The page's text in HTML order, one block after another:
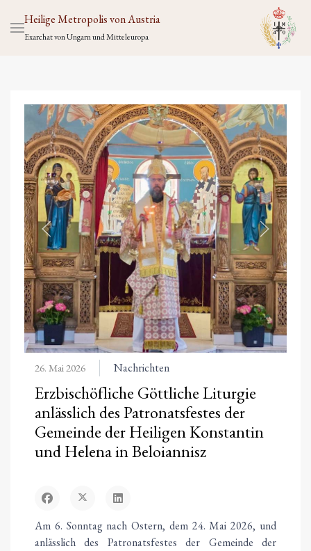
Heilige Metropolis von Austria
Exarchat von Ungarn und Mitteleuropa
26. Mai 2026 Nachrichten
Erzbischöfliche Göttliche Liturgie
anlässlich des Patronatsfestes der
Gemeinde der Heiligen Konstantin
und Helena in Beloiannisz
Am 6. Sonntag nach Ostern, dem 24. Mai 2026, und
anlässlich des Patronatsfestes der Gemeinde der